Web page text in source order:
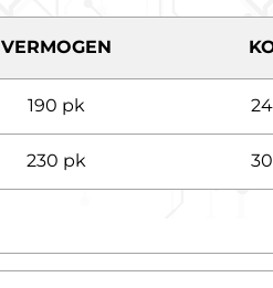
VERMOGEN
190 pk
230 pk